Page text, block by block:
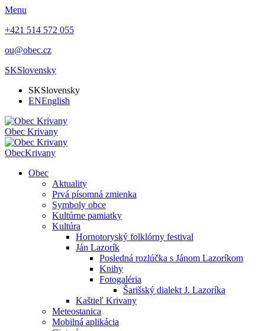
Menu
+421 514 572 055
ou@obec.cz
SKSlovensky
SKSlovensky
ENEnglish
Obec Krivany
ObecKrivany
Obec
Aktuality
Prvá písomná zmienka
Symboly obce
Kultúrne pamiatky
Kultúra
Hornotoryský folklórny festival
Ján Lazorík
Posledná rozlúčka s Jánom Lazoríkom
Knihy
Fotogaléria
Šarišský dialekt J. Lazoríka
Kaštieľ Krivany
Meteostanica
Mobilná aplikácia